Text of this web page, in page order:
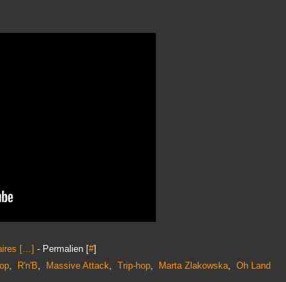
[…] - Permalien [#]
, R'n'B, Massive Attack, Trip-hop, Marta Zlakowska, Oh Land